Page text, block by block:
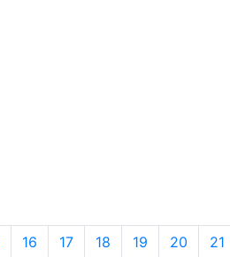
16 17 18 19 20 21